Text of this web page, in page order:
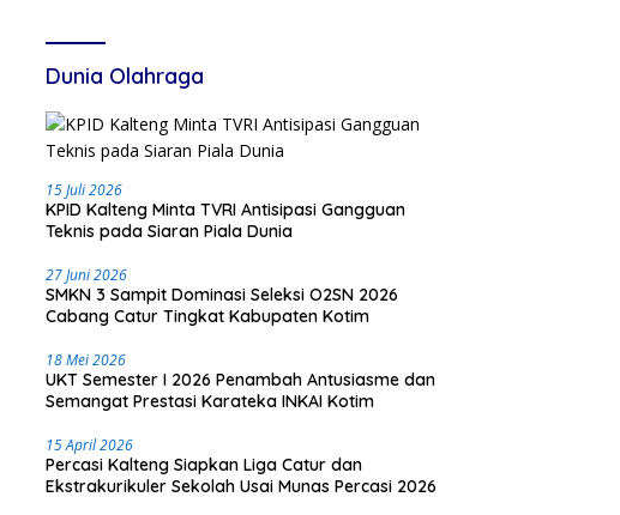
Dunia Olahraga
15 Juli 2026
KPID Kalteng Minta TVRI Antisipasi Gangguan
Teknis pada Siaran Piala Dunia
27 Juni 2026
SMKN 3 Sampit Dominasi Seleksi O2SN 2026
Cabang Catur Tingkat Kabupaten Kotim
18 Mei 2026
UKT Semester I 2026 Penambah Antusiasme dan
Semangat Prestasi Karateka INKAI Kotim
15 April 2026
Percasi Kalteng Siapkan Liga Catur dan
Ekstrakurikuler Sekolah Usai Munas Percasi 2026